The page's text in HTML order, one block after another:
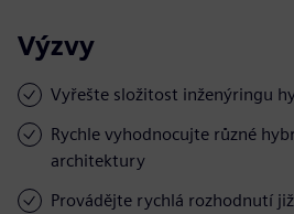
Výzvy
Vyřešte složitost inženýringu
Rychle vyhodnocujte různé
architektury
Provádějte rychlá rozhodnutí